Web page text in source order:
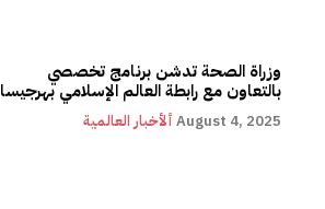
وزراة الصحة تدشن برنامج تخصصي
بالتعاون مع رابطة العالم الإسلامي بهرجيسا
ألأخبار العالمية August 4, 2025